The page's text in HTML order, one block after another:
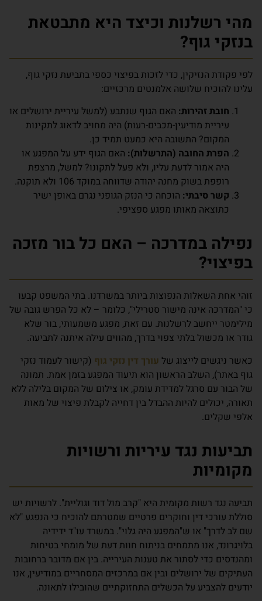
מהי רשלנות וכיצד היא מתבטאת
בנזקי גוף?
לפי פקודת הנזיקין, כדי לזכות בפיצוי כספי בתביעת נזקי גוף,
עלינו להוכיח שלושה אלמנטים מרכזיים:
חובת זהירות: האם הגוף שנתבע (למשל עיריית ירושלים או
עיריית מודיעין-מכבים-רעות) היה מחויב לדאוג לתקינות
המקום? התשובה היא כמעט תמיד כן.
הפרת החובה (התרשלות): האם הגוף ידע על המפגע או
היה אמור לדעת עליו, ולא פעל לתקונו? למשל, מרצפת
רופפת בשוק מחנה יהודה שדווחה במוקד 106 ולא תוקנה.
קשר סיבתי: הוכחה כי הנזק הגופני נגרם באופן ישיר
כתוצאה מאותו מפגע ספציפי.
נפילה במדרכה – האם כל בור מזכה
בפיצוי?
זוהי אחת השאלות הנפוצות ביותר במשרדנו. בתי המשפט קבעו
כי "המדרכה אינה מישור סטרילי", כלומר – לא כל הפרש גובה של
מילימטר ייחשב לרשלנות. עם זאת, מפגע משמעותי, בור שלא
גודר או מכשול בלתי צפוי בדרך, מהווים עילה איתנה לתביעה.
כאשר ניגשים לייצוג של עורך דין נזקי גוף (קישור לעמוד נזקי
גוף באתר), השלב הראשון הוא תיעוד המפגע בזמן אמת. תמונה
של הבור עם סרגל למדידת עומק, או צילום של המקום בלילה ללא
תאורה, יכולים להיות ההבדל בין דחייה לקבלת פיצוי של מאות
אלפי שקלים.
תביעות נגד עיריות ורשויות
מקומיות
תביעה נגד רשות מקומית היא "קרב מול דוד וגוליית". לרשויות יש
סוללת עורכי דין וחוקרים פרטיים שמטרתם להוכיח כי הנפגע "לא
שם לב לדרך" או ש"המפגע היה גלוי". במשרד עו"ד ידידיה
בלויגרונד, אנו מתמחים בניתוח חוות דעת של מומחי בטיחות
ומהנדסים כדי לסתור את טענות העירייה. בין אם מדובר ברחובות
העתיקים של ירושלים ובין אם במרכזים המסחריים במודיעין, אנו
יודעים להצביע על הכשלים התחזוקתיים שהובילו לתאונה.